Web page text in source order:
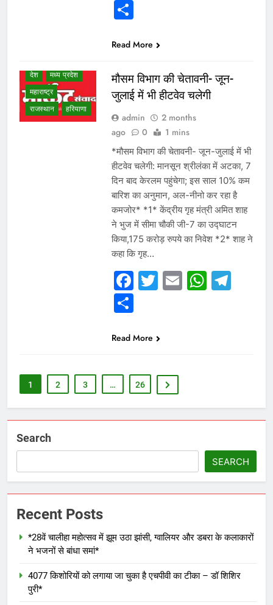
Share
Read More
देश
मध्य प्रदेश
महाराष्ट्र
राजस्थान
हरियाणा
मौसम विभाग की चेतावनी- जून-
जुलाई में भी हीटवेव चलेगी
admin
2 months
ago
0 1 mins
*मौसम विभाग की चेतावनी- जून-जुलाई में भी
हीटवेव चलेगी: मानसून श्रीलंका में अटका, 7
दिन बाद केरलम पहुंचेगा; इस साल 10% कम
बारिश का अनुमान, अल-नीनो कर रहा है
कमजोर* *1* केंद्रीय गृह मंत्री अमित शाह
ने भुज में सीमा चौकी जी-7 का उद्घाटन
किया,175 करोड़ रुपये का निवेश *2* शाह ने
कहा कि गृह…
Facebook
Twitter
Email
Share
Read More
1 2 3 … 26
Search
SEARCH
Recent Posts
*28वें चालीहा महोत्सव में झूम उठा झांसी, ग्वालियर और डबरा के कलाकारों
ने भजनों से बांधा समां*
4077 किशोरियों को लगाया जा चुका है एचपीवी का टीका – डॉ शिशिर
पुरी*